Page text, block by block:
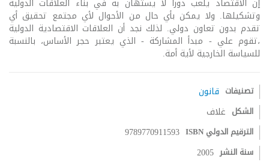
إن الاقتصاد يلعب دورا لا يستهان به في بناء العلاقات الدولية
وتشكيلها. ولا يمكن بأي حال من الأحوال لأي مجتمع تحقيق أي
تقدم بدون تعاون دولي. لذلك نجد أن العلاقات الاقتصادية الدولية
،تقوم علي - مبدأ المشاركة - الذي يعتبر حجر الأساس، بالنسبة
للسياسة الخارجية لأية أمة.
تصنيفات قانون
الشكل غلاف
الترقيم الدولي ISBN 9789770911593
سنة النشر 2005